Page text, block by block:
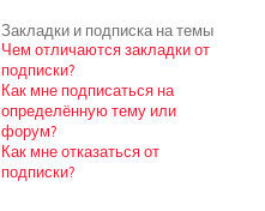
Закладки и подписка на темы
Чем отличаются закладки от
подписки?
Как мне подписаться на
определённую тему или
форум?
Как мне отказаться от
подписки?